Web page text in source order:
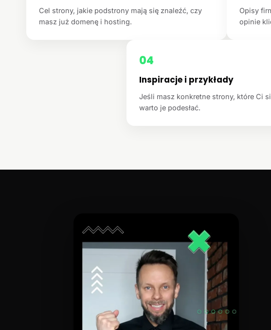
Cel strony, jakie podstrony mają się znaleźć, czy
masz już domenę i hosting.
Opisy
opinie
04
Inspiracje i przykłady
Jeśli masz konkretne strony, które Ci
warto je podesłać.